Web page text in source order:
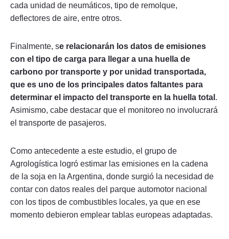
cada unidad de neumáticos, tipo de remolque,
deflectores de aire, entre otros.
Finalmente, se relacionarán los datos de emisiones
con el tipo de carga para llegar a una huella de
carbono por transporte y por unidad transportada,
que es uno de los principales datos faltantes para
determinar el impacto del transporte en la huella total .
Asimismo, cabe destacar que el monitoreo no involucrará
el transporte de pasajeros.
Como antecedente a este estudio, el grupo de
Agrologística logró estimar las emisiones en la cadena
de la soja en la Argentina, donde surgió la necesidad de
contar con datos reales del parque automotor nacional
con los tipos de combustibles locales, ya que en ese
momento debieron emplear tablas europeas adaptadas.